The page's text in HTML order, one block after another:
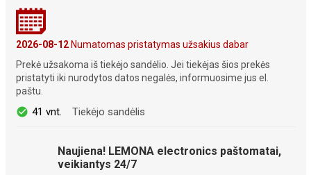
2026-08-12Numatomas pristatymas užsakius dabar
Prekė užsakoma iš tiekėjo sandėlio. Jei tiekėjas šios prekės
pristatyti iki nurodytos datos negalės, informuosime jus el.
paštu.
41 vnt. Tiekėjo sandėlis
Naujiena! LEMONA electronics paštomatai,
veikiantys 24/7